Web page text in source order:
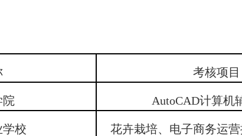
考核项目
院 AutoCAD计算机
校 花卉栽培、电子商务运